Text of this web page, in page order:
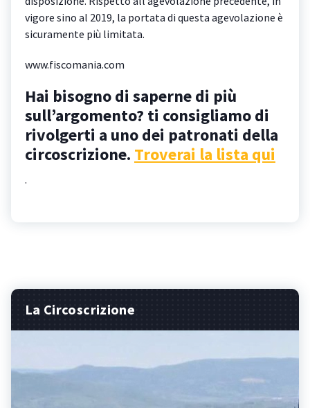
vigore sino al 2019, la portata di questa agevolazione è
sicuramente più limitata.
www.fiscomania.com
Hai bisogno di saperne di più
sull’argomento? ti consigliamo di
rivolgerti a uno dei patronati della
circoscrizione. Troverai la lista qui
.
La Circoscrizione